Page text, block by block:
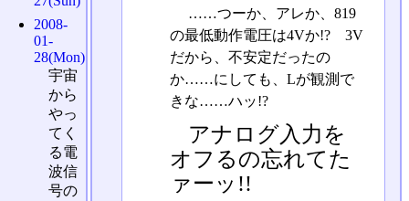
……つーか、アレか、819
の最低動作電圧は4Vか!? 3V
だから、不安定だったの
か……にしても、Lが観測で
きな……ハッ!?
アナログ入力を
オフるの忘れてた
ァーッ!!
2008-
01-
28(Mon)
宇宙
から
やっ
てく
る電
波信
号の